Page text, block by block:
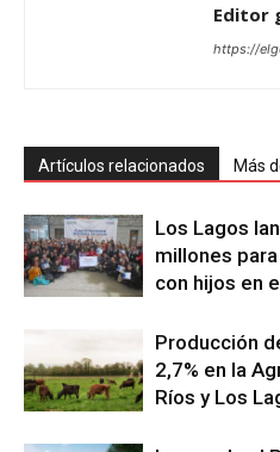
Editor
https://
Artículos relacionados Más
Los Lagos
millones
con hijos en
Producción
2,7% en la
Ríos y Los